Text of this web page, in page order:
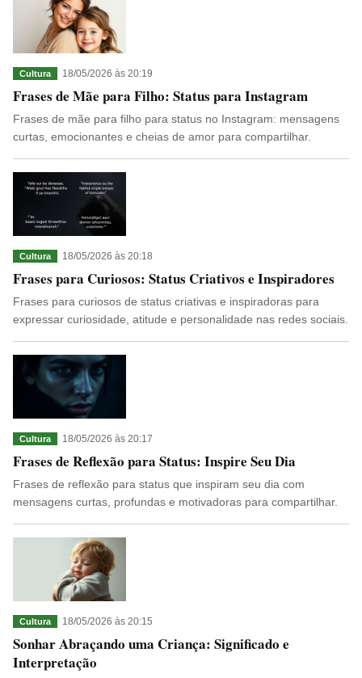
Cultura 18/05/2026 às 20:19
Frases de Mãe para Filho: Status para Instagram
Frases de mãe para filho para status no Instagram: mensagens
curtas, emocionantes e cheias de amor para compartilhar.
Cultura 18/05/2026 às 20:18
Frases para Curiosos: Status Criativos e Inspiradores
Frases para curiosos de status criativas e inspiradoras para
expressar curiosidade, atitude e personalidade nas redes sociais.
Cultura 18/05/2026 às 20:17
Frases de Reflexão para Status: Inspire Seu Dia
Frases de reflexão para status que inspiram seu dia com
mensagens curtas, profundas e motivadoras para compartilhar.
Cultura 18/05/2026 às 20:15
Sonhar Abraçando uma Criança: Significado e
Interpretação